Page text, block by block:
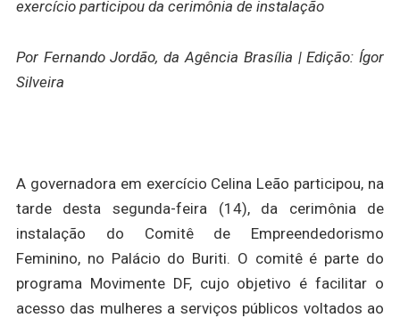
exercício participou da cerimônia de instalação
Por Fernando Jordão, da Agência Brasília | Edição: Ígor
Silveira
A governadora em exercício Celina Leão participou, na
tarde desta segunda-feira (14), da cerimônia de
instalação do Comitê de Empreendedorismo
Feminino, no Palácio do Buriti. O comitê é parte do
programa Movimente DF, cujo objetivo é facilitar o
acesso das mulheres a serviços públicos voltados ao